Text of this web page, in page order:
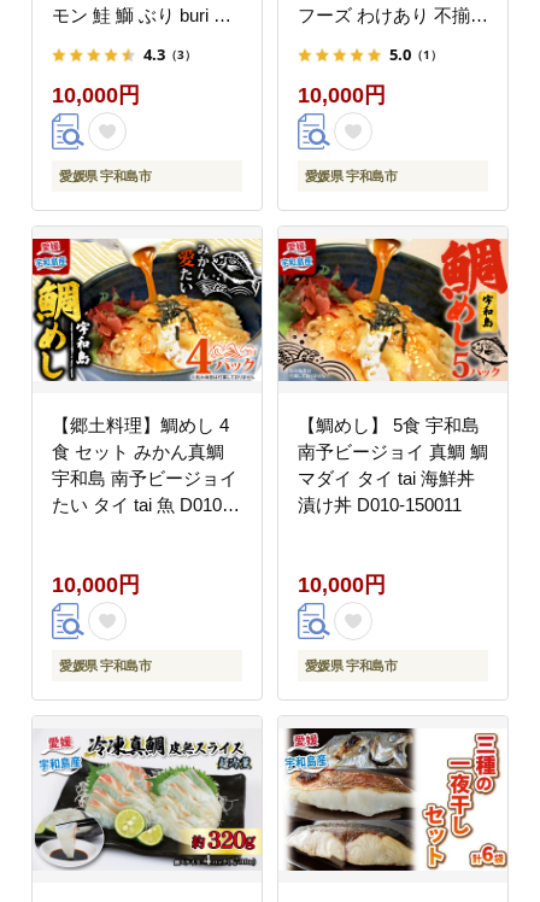
モン 鮭 鰤 ぶり buri 真
シマアジ 縞鯵ヒラメ ヒ
ラマサ D010-150005
4.3 （3）
10,000円
愛媛県 宇和島市
フーズ わけあり 不揃い
5.0 （1）
10,000円
愛媛県 宇和島市
【郷土料理】鯛めし 4
食 セット みかん真鯛
宇和島 南予ビージョイ
たい タイ tai 魚 D010-
10,000円
愛媛県 宇和島市
【鯛めし】 5食 宇和島
南予ビージョイ 真鯛 鯛
マダイ タイ tai 海鮮丼
漬け丼 D010-150011
10,000円
愛媛県 宇和島市